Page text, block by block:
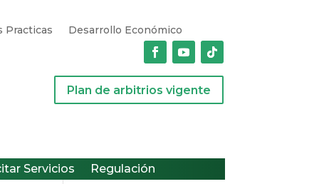
Practicas Desarrollo Económico
Plan de arbitrios vigente
Servicios Regulación